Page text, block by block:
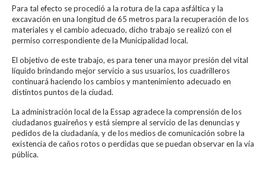
Para tal efecto se procedió a la rotura de la capa asfáltica y la
excavación en una longitud de 65 metros para la recuperación de los
materiales y el cambio adecuado, dicho trabajo se realizó con el
permiso correspondiente de la Municipalidad local.
El objetivo de este trabajo, es para tener una mayor presión del vital
líquido brindando mejor servicio a sus usuarios, los cuadrilleros
continuará haciendo los cambios y mantenimiento adecuado en
distintos puntos de la ciudad.
La administración local de la Essap agradece la comprensión de los
ciudadanos guaireños y está siempre al servicio de las denuncias y
pedidos de la ciudadanía, y de los medios de comunicación sobre la
existencia de caños rotos o perdidas que se puedan observar en la vía
pública.